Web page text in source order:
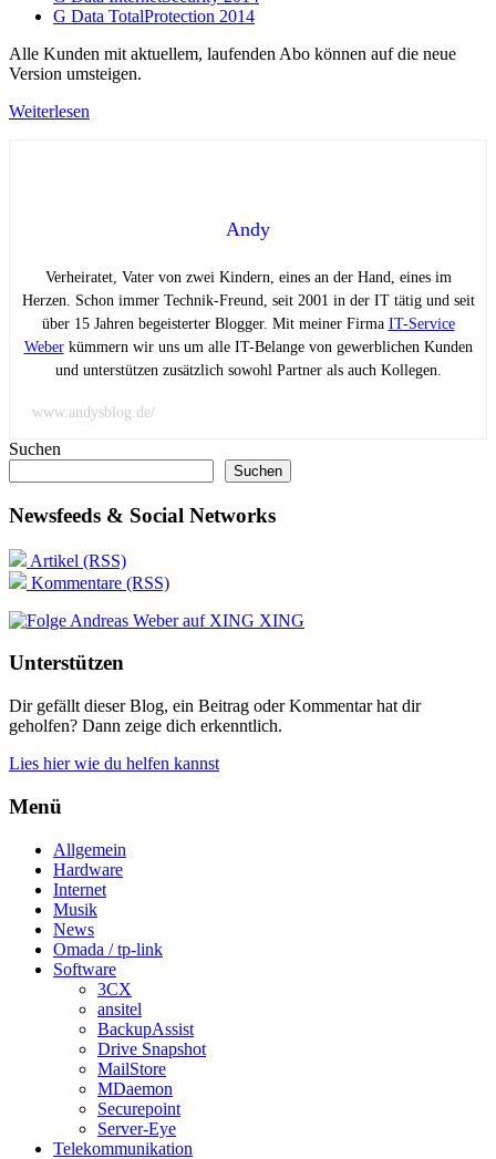
G Data TotalProtection 2014
Alle Kunden mit aktuellem, laufenden Abo können auf die neue
Version umsteigen.
Weiterlesen
Andy
Verheiratet, Vater von zwei Kindern, eines an der Hand, eines im
Herzen. Schon immer Technik-Freund, seit 2001 in der IT tätig und seit
über 15 Jahren begeisterter Blogger. Mit meiner Firma IT-Service
Weberkümmern wir uns um alle IT-Belange von gewerblichen Kunden
und unterstützen zusätzlich sowohl Partner als auch Kollegen.
www.andysblog.de/
Suchen
Suchen
Newsfeeds & Social Networks
Artikel (RSS)
Kommentare (RSS)
XING
Unterstützen
Dir gefällt dieser Blog, ein Beitrag oder Kommentar hat dir
geholfen? Dann zeige dich erkenntlich.
Lies hier wie du helfen kannst
Menü
Allgemein
Hardware
Internet
Musik
News
Omada / tp-link
Software
3CX
ansitel
BackupAssist
Drive Snapshot
MailStore
MDaemon
Securepoint
Server-Eye
Telekommunikation